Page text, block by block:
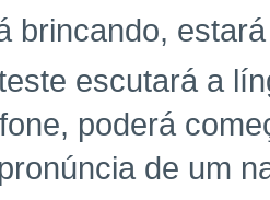
brincando,
escutará a
poderá
de um